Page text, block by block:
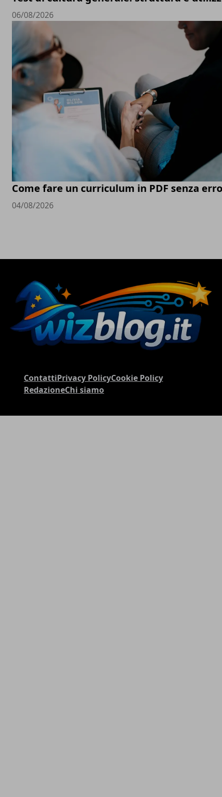
06/08/2026
Come fare un curriculum in PDF senza
04/08/2026
ContattiPrivacy PolicyCookie Policy
RedazioneChi siamo